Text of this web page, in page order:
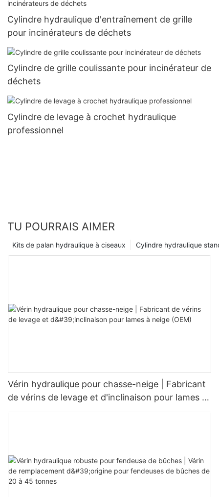
Cylindre hydraulique d'entraînement de grille
pour incinérateurs de déchets
Cylindre de grille coulissante pour incinérateur de
déchets
Cylindre de levage à crochet hydraulique
professionnel
TU POURRAIS AIMER
Cylindre hydraulique
Kits de palan hydraulique à ciseaux
Vérin hydraulique pour chasse-neige | Fabricant
de vérins de levage et d'inclinaison pour lames à
neige (OEM)